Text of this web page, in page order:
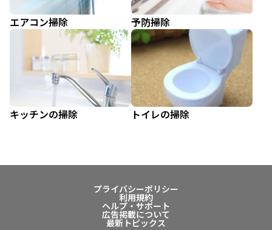
エアコン掃除 予防掃除
キッチンの掃除 トイレの掃除
プライバシーポリシー
利用規約
ヘルプ・サポート
広告掲載について
最新トピックス